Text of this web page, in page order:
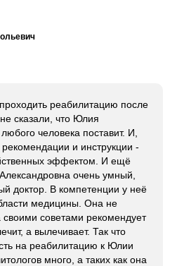
реабилитацию после
сказали, что Юлия
человека поставит. И,
и инструкции -
эффектом. И ещё
очень умный,
доктор. В компетенции у неё
медицины. Она не
своими советами рекомендует
а вылечивает. Так что
на реабилитацию к Юлии
много, а таких как она